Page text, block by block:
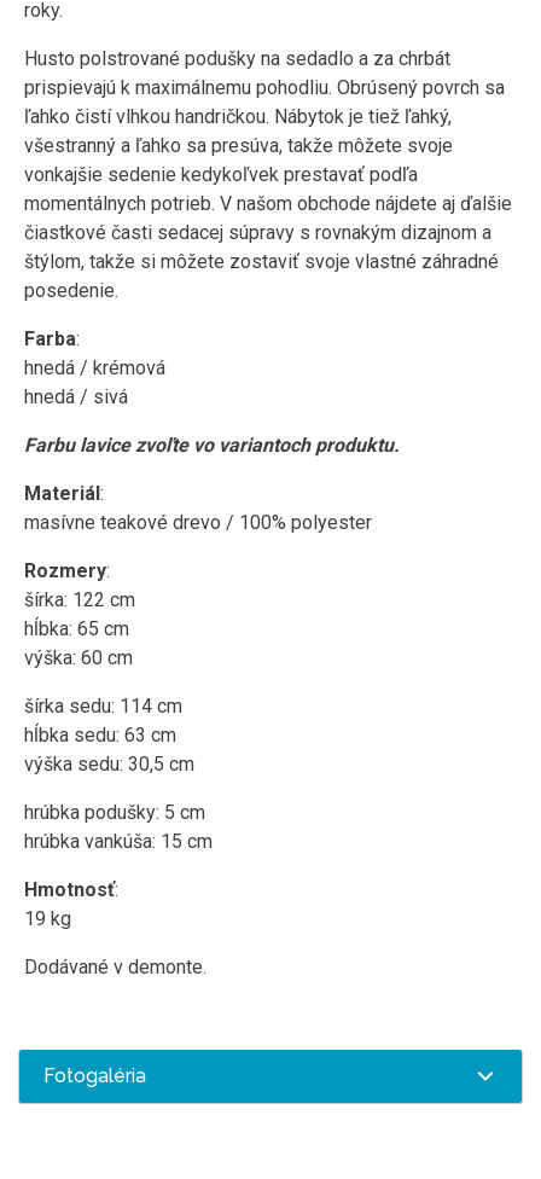
roky.
Husto polstrované podušky na sedadlo a za chrbát
prispievajú k maximálnemu pohodliu. Obrúsený povrch sa
ľahko čistí vlhkou handričkou. Nábytok je tiež ľahký,
všestranný a ľahko sa presúva, takže môžete svoje
vonkajšie sedenie kedykoľvek prestavať podľa
momentálnych potrieb. V našom obchode nájdete aj ďalšie
čiastkové časti sedacej súpravy s rovnakým dizajnom a
štýlom, takže si môžete zostaviť svoje vlastné záhradné
posedenie.
Farba:
hnedá / krémová
hnedá / sivá
Farbu lavice zvoľte vo variantoch produktu.
Materiál:
masívne teakové drevo / 100% polyester
Rozmery:
šírka: 122 cm
hĺbka: 65 cm
výška: 60 cm
šírka sedu: 114 cm
hĺbka sedu: 63 cm
výška sedu: 30,5 cm
hrúbka podušky: 5 cm
hrúbka vankúša: 15 cm
Hmotnosť:
19 kg
Dodávané v demonte.
Fotogaléria